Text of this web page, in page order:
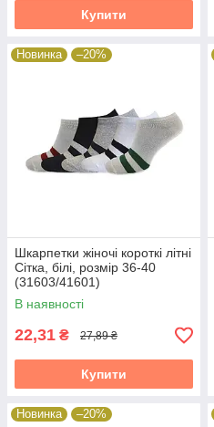
Купити
Новинка –20%
Шкарпетки жіночі короткі літні
Сітка, білі, розмір 36-40
(31603/41601)
В наявності
22,31 ₴ 27,89 ₴
Купити
Новинка –20%